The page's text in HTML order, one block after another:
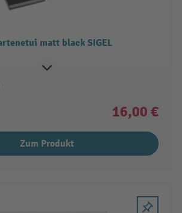
SIGEL Visitenkartenetui matt black SIGEL
16,00 €
Zum Produkt